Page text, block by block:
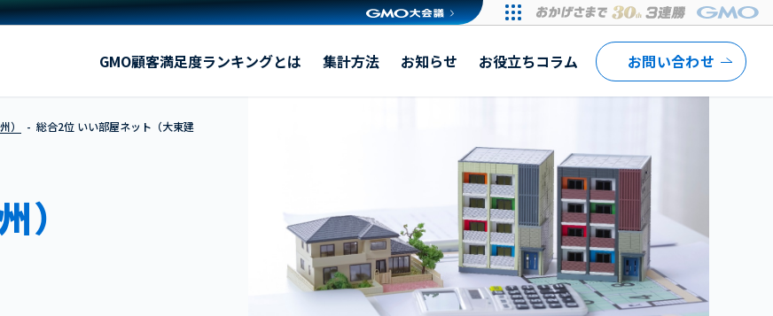
い部屋ネット（大東建託）GMO顧客満足度ランキングとは 集計方法 お知らせ お役立ちコラム お問い合わせ
）
総合2位 いい部屋ネット（大東建
）